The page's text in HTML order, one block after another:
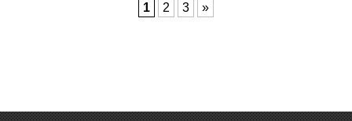
1 2 3 »